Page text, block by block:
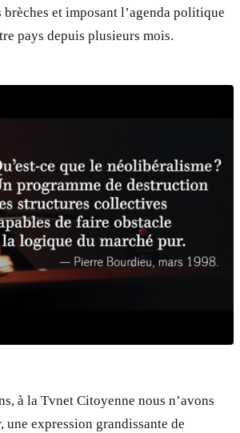
et imposant l’agenda politique
pays depuis plusieurs mois.
à la Tvnet Citoyenne nous n’avons
une expression grandissante de